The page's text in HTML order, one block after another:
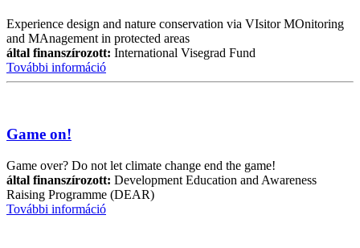
Experience design and nature conservation via VIsitor MOnitoring
and MAnagement in protected areas
által finanszírozott: International Visegrad Fund
További információ
Game on!
Game over? Do not let climate change end the game!
által finanszírozott: Development Education and Awareness
Raising Programme (DEAR)
További információ